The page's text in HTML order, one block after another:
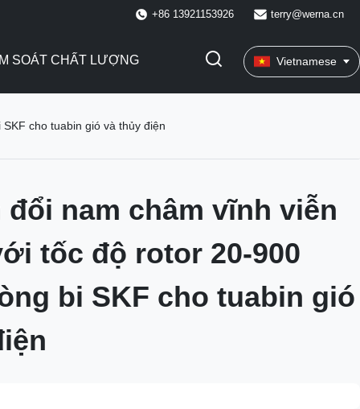
+86 13921153926 terry@werna.cn
SOÁT CHẤT LƯỢNG Vietnamese
cho tuabin gió và thủy điện
đổi nam châm vĩnh viễn
tốc độ rotor 20-900
bi SKF cho tuabin gió